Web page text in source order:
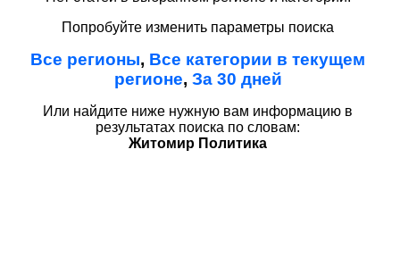
Попробуйте изменить параметры поиска
Все регионы, Все категории в текущем
регионе, За 30 дней
Или найдите ниже нужную вам информацию в
результатах поиска по словам:
Житомир Политика